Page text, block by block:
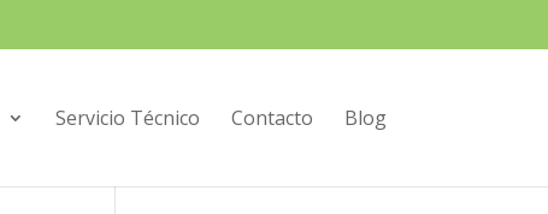
Servicio Técnico Contacto Blog